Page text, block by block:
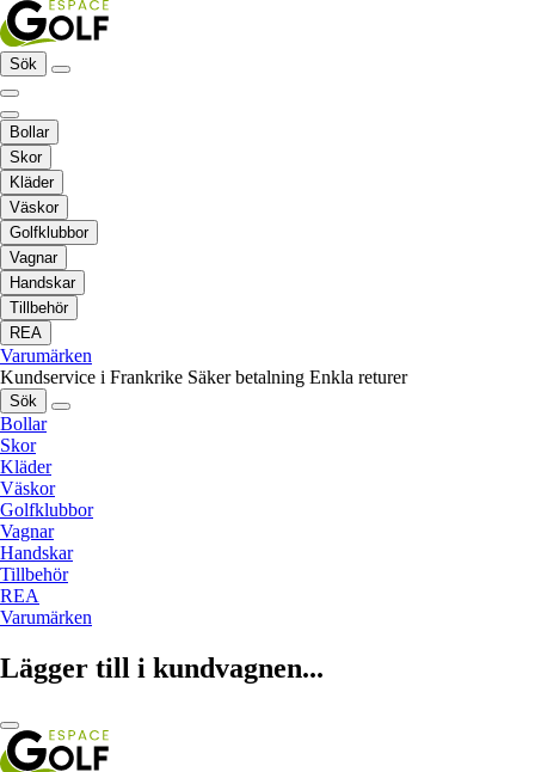
Sök
Bollar
Skor
Kläder
Väskor
Golfklubbor
Vagnar
Handskar
Tillbehör
REA
Varumärken
Kundservice i Frankrike Säker betalning Enkla returer
Sök
Bollar
Skor
Kläder
Väskor
Golfklubbor
Vagnar
Handskar
Tillbehör
REA
Varumärken
Lägger till i kundvagnen...